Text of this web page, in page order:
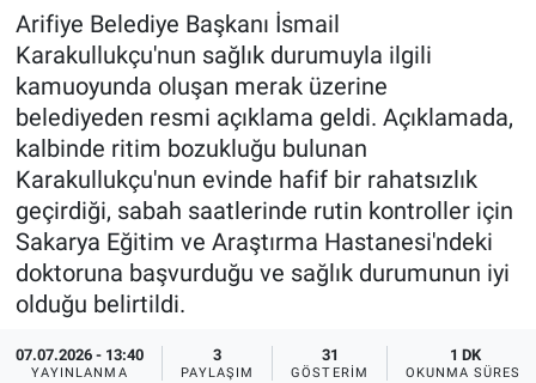
Arifiye Belediye Başkanı İsmail
Karakullukçu'nun sağlık durumuyla ilgili
kamuoyunda oluşan merak üzerine
belediyeden resmi açıklama geldi. Açıklamada,
kalbinde ritim bozukluğu bulunan
Karakullukçu'nun evinde hafif bir rahatsızlık
geçirdiği, sabah saatlerinde rutin kontroller için
Sakarya Eğitim ve Araştırma Hastanesi'ndeki
doktoruna başvurduğu ve sağlık durumunun iyi
olduğu belirtildi.
07.07.2026 - 13:40
YAYINLANMA
3
PAYLAŞIM
31
GÖSTERIM
1 DK
OKUNMA SÜRESI